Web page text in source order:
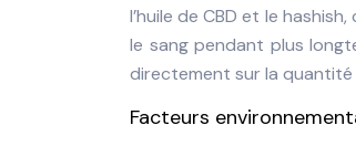
l’huile de CBD et le
le sang pendant plus
directement sur la
Facteurs